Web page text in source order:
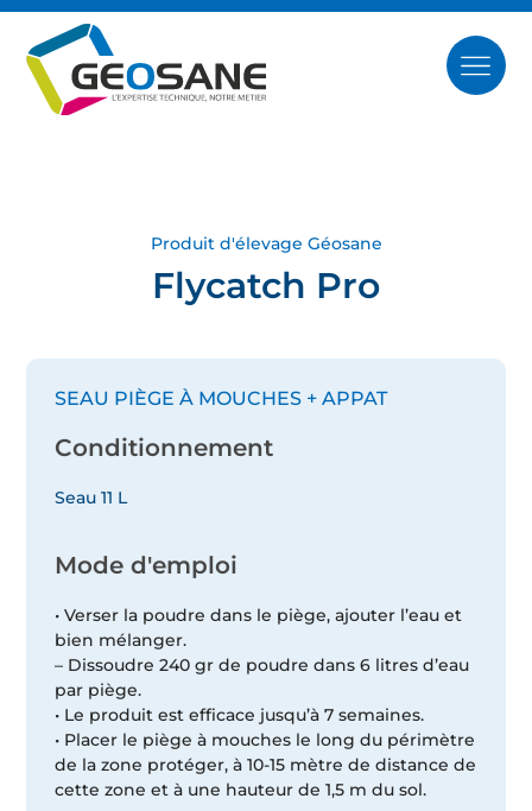
Produit d'élevage Géosane
Flycatch Pro
SEAU PIÈGE À MOUCHES + APPAT
Conditionnement
Seau 11 L
Mode d'emploi
• Verser la poudre dans le piège, ajouter l’eau et
bien mélanger.
– Dissoudre 240 gr de poudre dans 6 litres d’eau
par piège.
• Le produit est efficace jusqu’à 7 semaines.
• Placer le piège à mouches le long du périmètre
de la zone protéger, à 10-15 mètre de distance de
cette zone et à une hauteur de 1,5 m du sol.